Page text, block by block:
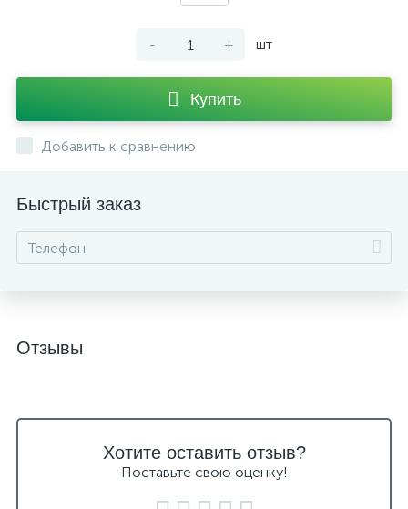
- + шт
Купить
Добавить к сравнению
Быстрый заказ
Отзывы
Хотите оставить отзыв?
Поставьте свою оценку!